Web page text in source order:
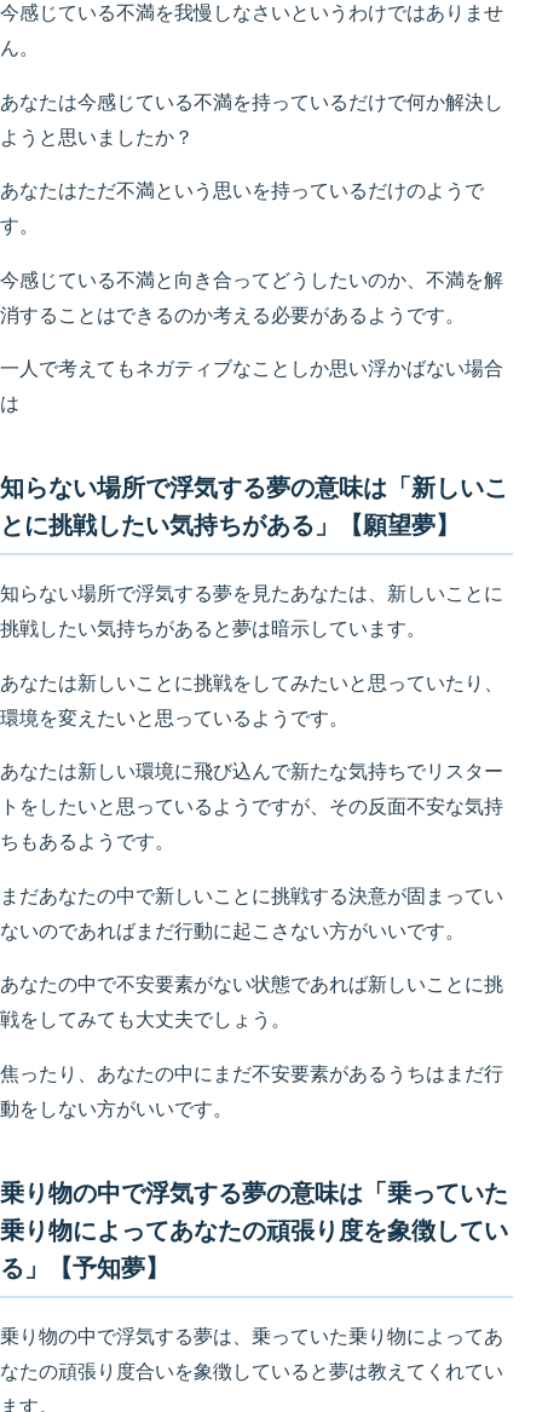
今感じている不満を我慢しなさいというわけではありませ
ん。
あなたは今感じている不満を持っているだけで何か解決し
ようと思いましたか？
あなたはただ不満という思いを持っているだけのようで
す。
今感じている不満と向き合ってどうしたいのか、不満を解
消することはできるのか考える必要があるようです。
一人で考えてもネガティブなことしか思い浮かばない場合
は
知らない場所で浮気する夢の意味は「新しいこ
とに挑戦したい気持ちがある」【願望夢】
知らない場所で浮気する夢を見たあなたは、新しいことに
挑戦したい気持ちがあると夢は暗示しています。
あなたは新しいことに挑戦をしてみたいと思っていたり、
環境を変えたいと思っているようです。
あなたは新しい環境に飛び込んで新たな気持ちでリスター
トをしたいと思っているようですが、その反面不安な気持
ちもあるようです。
まだあなたの中で新しいことに挑戦する決意が固まってい
ないのであればまだ行動に起こさない方がいいです。
あなたの中で不安要素がない状態であれば新しいことに挑
戦をしてみても大丈夫でしょう。
焦ったり、あなたの中にまだ不安要素があるうちはまだ行
動をしない方がいいです。
乗り物の中で浮気する夢の意味は「乗っていた
乗り物によってあなたの頑張り度を象徴してい
る」【予知夢】
乗り物の中で浮気する夢は、乗っていた乗り物によってあ
なたの頑張り度合いを象徴していると夢は教えてくれてい
ます。